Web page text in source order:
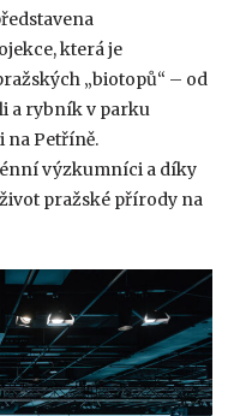
která je
„biotopů“ – od
a rybník v parku
na Petříně.
výzkumníci a díky
pražské přírody na